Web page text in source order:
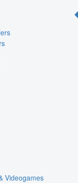
Videogames